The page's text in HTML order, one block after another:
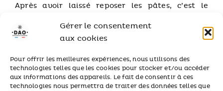
Gérer le consentement
aux cookies
Pour offrir les meilleures expériences, nous utilisons des
technologies telles que les cookies pour stocker et/ou accéder
aux informations des appareils. Le fait de consentir à ces
technologies nous permettra de traiter des données telles que
Après avoir laissé reposer les pâtes, c’est le
crackers est laminée puis découpée. Pour les
pâtes sablées, les biscuits sont obtenus après
caractéristique aux biscuits en fonction des
moules utilisés.